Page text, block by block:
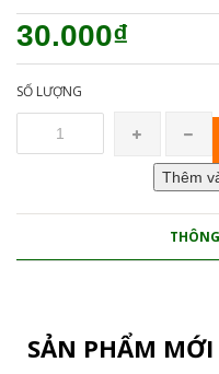
30.000₫
SỐ LƯỢNG
SẢN PHẨM